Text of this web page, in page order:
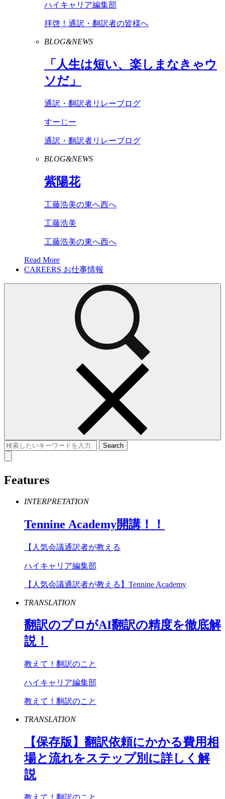
ハイキャリア編集部
拝啓！通訳・翻訳者の皆様へ
BLOG&NEWS
「人生は短い、楽しまなきゃウ
ソだ」
通訳・翻訳者リレーブログ
すーじー
通訳・翻訳者リレーブログ
BLOG&NEWS
紫陽花
工藤浩美の東へ西へ
工藤浩美
工藤浩美の東へ西へ
Read More
CAREERS お仕事情報
Features
INTERPRETATION
Tennine Academy開講！！
【人気会議通訳者が教える
ハイキャリア編集部
【人気会議通訳者が教える】Tennine Academy
TRANSLATION
翻訳のプロがAI翻訳の精度を徹底解
説！
教えて！翻訳のこと
ハイキャリア編集部
教えて！翻訳のこと
TRANSLATION
【保存版】翻訳依頼にかかる費用相
場と流れをステップ別に詳しく解
説